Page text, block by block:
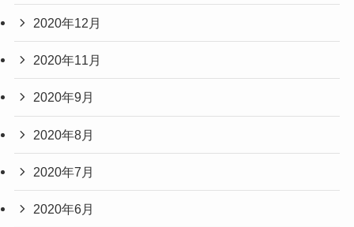
2020年12月
2020年11月
2020年9月
2020年8月
2020年7月
2020年6月